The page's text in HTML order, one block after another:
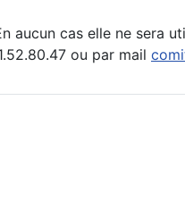
aucun cas elle ne sera
ou par mail